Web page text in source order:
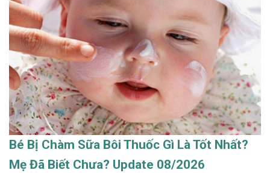
Bé Bị Chàm Sữa Bôi Thuốc Gì Là Tốt Nhất?
Mẹ Đã Biết Chưa? Update 08/2026